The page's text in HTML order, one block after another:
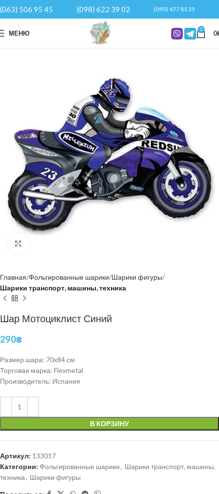
(063) 506 95 45 (098) 622 39 02 (095) 477 81 35
МЕНЮ 0 0
Главная Фольгированные шарики Шарики фигуры
Шарики транспорт, машины, техника
Шар Мотоциклист Синий
290₴
Размер шара: 70х84 см
Торговая марка: Flexmetal
Производитель: Испания
В КОРЗИНУ
Артикул: 133017
Категории: Фольгированные шарики, Шарики транспорт, машины,
техника, Шарики фигуры